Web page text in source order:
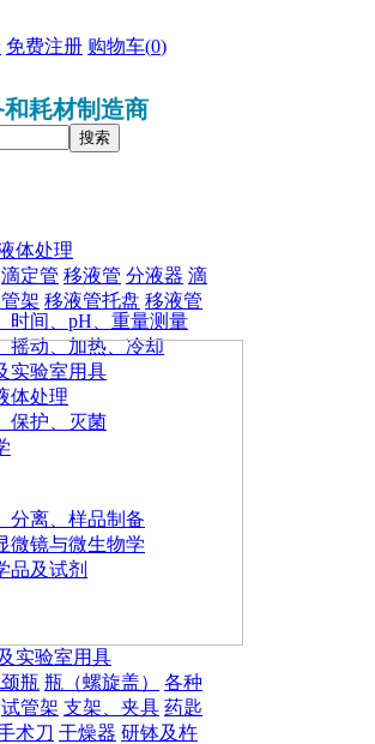
免费注册 购物车(0)
耗材制造商
体处理
滴定管 移液管 分液器 滴
架 移液管托盘 移液管
实验室用具
瓶 瓶（螺旋盖）
各种
试管架 支架、夹具 药匙
术刀 干燥器 研钵及杵
时间、pH、重量测量
摇动、加热、冷却
实验室用具
体处理
保护、灭菌
分离、样品制备
微镜与微生物学
品及试剂